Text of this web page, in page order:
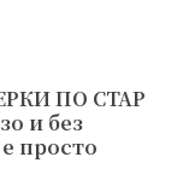
ПО СТАР
и без
просто